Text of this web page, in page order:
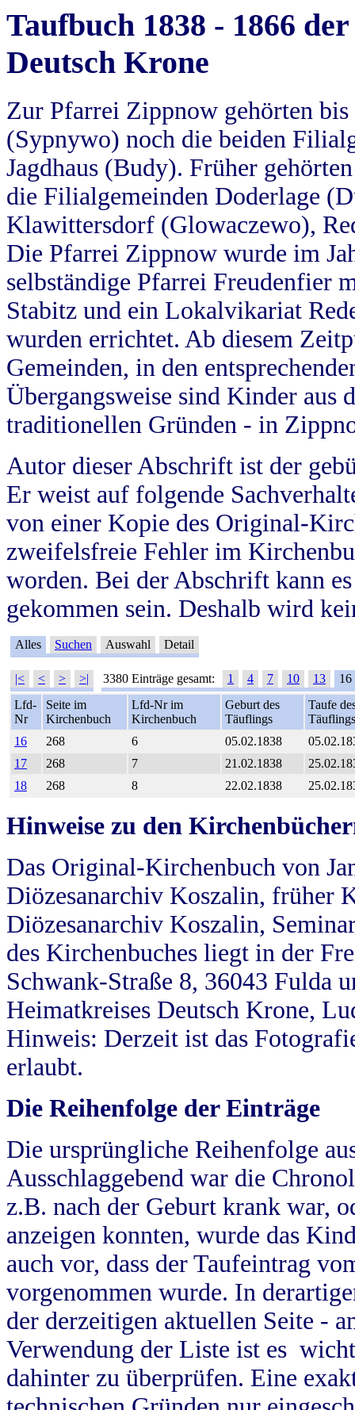
Taufbuch 1838 - 1866
Deutsch Krone
Zur Pfarrei Zippnow gehörten
(Sypnywo) noch die beiden
Jagdhaus (Budy). Früher
die Filialgemeinden Doderlage
Klawittersdorf (Glowaczewo),
Die Pfarrei Zippnow wurde im
selbständige Pfarrei Freudenfier
Stabitz und ein Lokalvikariat
wurden errichtet. Ab diesem
Gemeinden, in den
Übergangsweise sind Kinder aus
traditionellen Gründen - in
Autor dieser Abschrift ist der
Er weist auf folgende
von einer Kopie des Original-
zweifelsfreie Fehler im
worden. Bei der Abschrift kann
gekommen sein. Deshalb wird
Alles Suchen Auswahl Detail
|< < > >| 3380 Einträge gesamt: 1 4 7 10 13
16
Lfd-
Nr
Seite im
Kirchenbuch
Lfd-Nr im
Kirchenbuch
Geburt des
Täuflings
Taufe
Täuflings
16
268 6 05.02.1838
17
268 7 21.02.1838
18
268 8 22.02.1838
Hinweise zu den
Das Original-Kirchenbuch von
Diözesanarchiv Koszalin, früher
Diözesanarchiv Koszalin,
des Kirchenbuches liegt in der
Schwank-Straße 8, 36043 Fulda
Heimatkreises Deutsch Krone,
Hinweis: Derzeit ist das
erlaubt.
Die Reihenfolge der Einträge
Die ursprüngliche Reihenfolge
Ausschlaggebend war die
z.B. nach der Geburt krank war,
anzeigen konnten, wurde das
auch vor, dass der Taufeintrag
vorgenommen wurde. In
der derzeitigen aktuellen Seite -
Verwendung der Liste ist es
dahinter zu überprüfen. Eine